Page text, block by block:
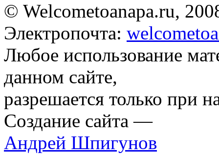
© Welcometoanapa.ru,
Электропочта:
Любое использование
данном сайте,
разрешается только при
Создание сайта —
Андрей Шпигунов